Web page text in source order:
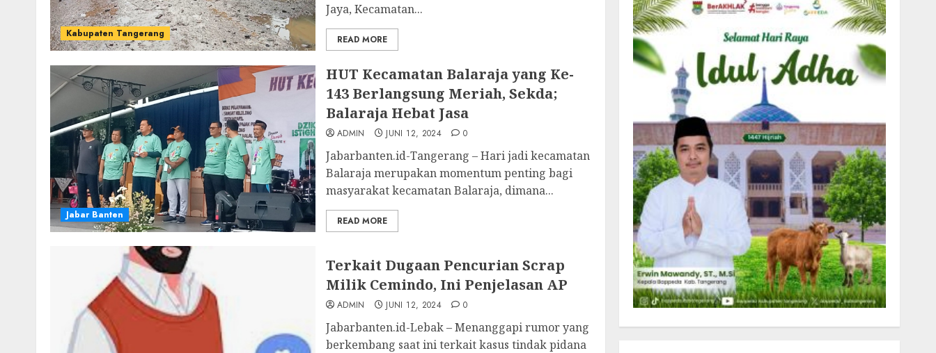
Kabupaten Tangerang
Jaya, Kecamatan...
READ MORE
Jabar Banten
HUT Kecamatan Balaraja yang Ke-
143 Berlangsung Meriah, Sekda;
Balaraja Hebat Jasa
ADMIN JUNI 12, 2024 0
Jabarbanten.id-Tangerang – Hari jadi kecamatan
Balaraja merupakan momentum penting bagi
masyarakat kecamatan Balaraja, dimana...
READ MORE
Terkait Dugaan Pencurian Scrap
Milik Cemindo, Ini Penjelasan AP
ADMIN JUNI 12, 2024 0
Jabarbanten.id-Lebak – Menanggapi rumor yang
berkembang saat ini terkait kasus tindak pidana